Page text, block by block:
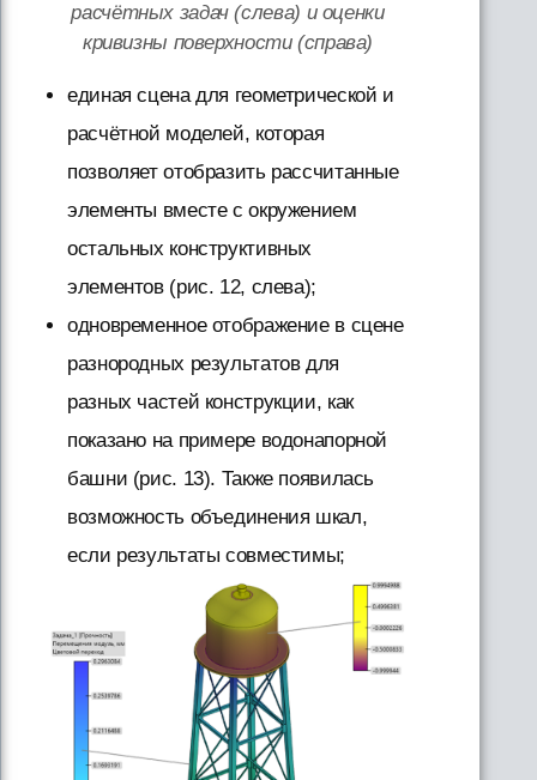
расчётных задач (слева) и оценки
кривизны поверхности (справа)
единая сцена для геометрической и
расчётной моделей, которая
позволяет отобразить рассчитанные
элементы вместе с окружением
остальных конструктивных
элементов (рис. 12, слева);
одновременное отображение в сцене
разнородных результатов для
разных частей конструкции, как
показано на примере водонапорной
башни (рис. 13). Также появилась
возможность объединения шкал,
если результаты совместимы;